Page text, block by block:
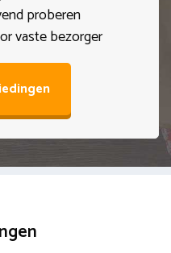
proberen
vaste bezorger